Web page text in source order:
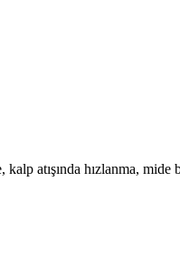
atışında hızlanma,